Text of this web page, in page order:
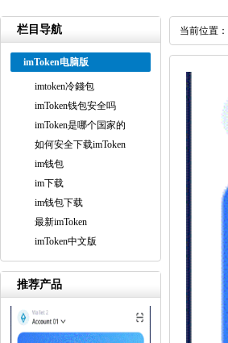
栏目导航
imToken电脑版
imtoken冷錢包
imToken钱包安全吗
imToken是哪个国家的
如何安全下载imToken
im钱包
im下载
im钱包下载
最新imToken
imToken中文版
推荐产品
当前位置：